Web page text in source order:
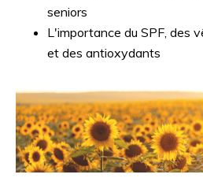
seniors
L'importance du SPF, des
et des antioxydants